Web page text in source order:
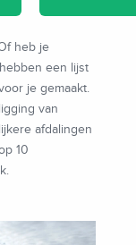
heb je
een lijst
je gemaakt.
van
afdalingen
10